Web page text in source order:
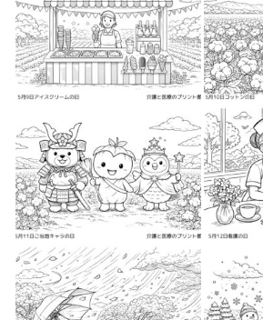
2026-04-28
2026-05-1